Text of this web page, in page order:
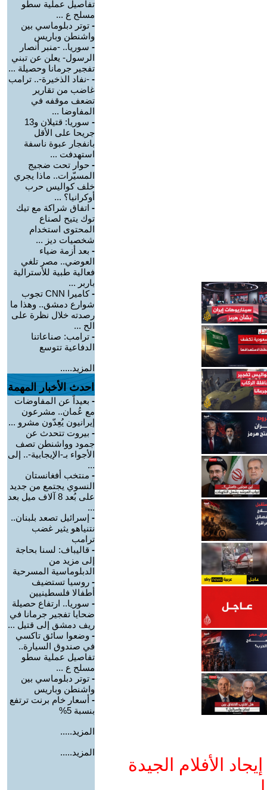
الأفلام الجيدة
تفاصيل عملية سطو
مسلح ع ...
- توتر دبلوماسي بين
واشنطن وباريس
- سوريا.. -منبر أنصار
الرسول- يعلن عن تبني
تفجير جرمانا وحصيلة ...
- -نفاد الذخيرة-.. ترامب
غاضب من تقارير
تضعف موقفه في
المفاوضا ...
-
سوريا: قتيلان و13
جريحا على الأقل
بانفجار عبوة ناسفة
استهدفت ...
- حوار تحت ضجيج
المسيّرات.. ماذا يجري
خلف كواليس حرب
أوكرانيا؟ ...
- اتفاق شراكة مع تيك
توك يتيح لصناع
المحتوى استخدام
شخصيات ديز ...
- بعد أزمة ضياء
العوضي.. مصر تلغي
فعالية طبية للأسترالية
باربر ...
-
كاميرا CNN تجوب
شوارع دمشق.. وهذا ما
رصدته خلال نظرة على
الح ...
- ترامب: صناعاتنا
الدفاعية تتوسع
المزيد.....
احدث الأخبار المهمة
- بعيداً عن المفاوضات
مع عُمان.. مشرعون
إيرانيون يُعِدّون مشرو ...
- بيروت تتحدث عن
جمود وواشنطن تصف
الأجواء بـ-الإيجابية-.. إلى
...
- منتخب أفغانستان
النسوي يجتمع من جديد
على بُعد 8 آلاف ميل بعد
...
- إسرائيل تصعد بلبنان..
نتنياهو يثير غضب
ترامب
- قاليباف: لسنا بحاجة
إلى مزيد من
الدبلوماسية المسرحية
- روسيا تستضيف
أطفالا فلسطينيين
- سوريا.. ارتفاع حصيلة
ضحايا تفجير جرمانا في
ريف دمشق إلى قتيل ...
- وضعوا سائق تاكسي
في صندوق السيارة..
تفاصيل عملية سطو
مسلح ع ...
- توتر دبلوماسي بين
واشنطن وباريس
- أسعار خام برنت ترتفع
بنسبة 5%
المزيد.....
المزيد.....